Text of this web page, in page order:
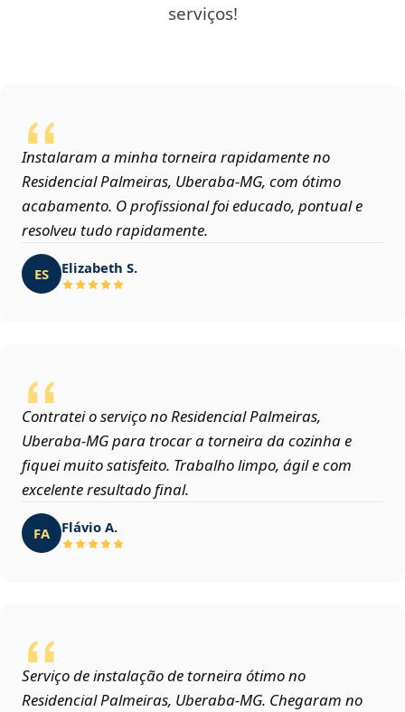
serviços!
Instalaram a minha torneira rapidamente no
Residencial Palmeiras, Uberaba‑MG, com ótimo
acabamento. O profissional foi educado, pontual e
resolveu tudo rapidamente.
ES Elizabeth S.
Contratei o serviço no Residencial Palmeiras,
Uberaba‑MG para trocar a torneira da cozinha e
fiquei muito satisfeito. Trabalho limpo, ágil e com
excelente resultado final.
FA Flávio A.
Serviço de instalação de torneira ótimo no
Residencial Palmeiras, Uberaba‑MG. Chegaram no